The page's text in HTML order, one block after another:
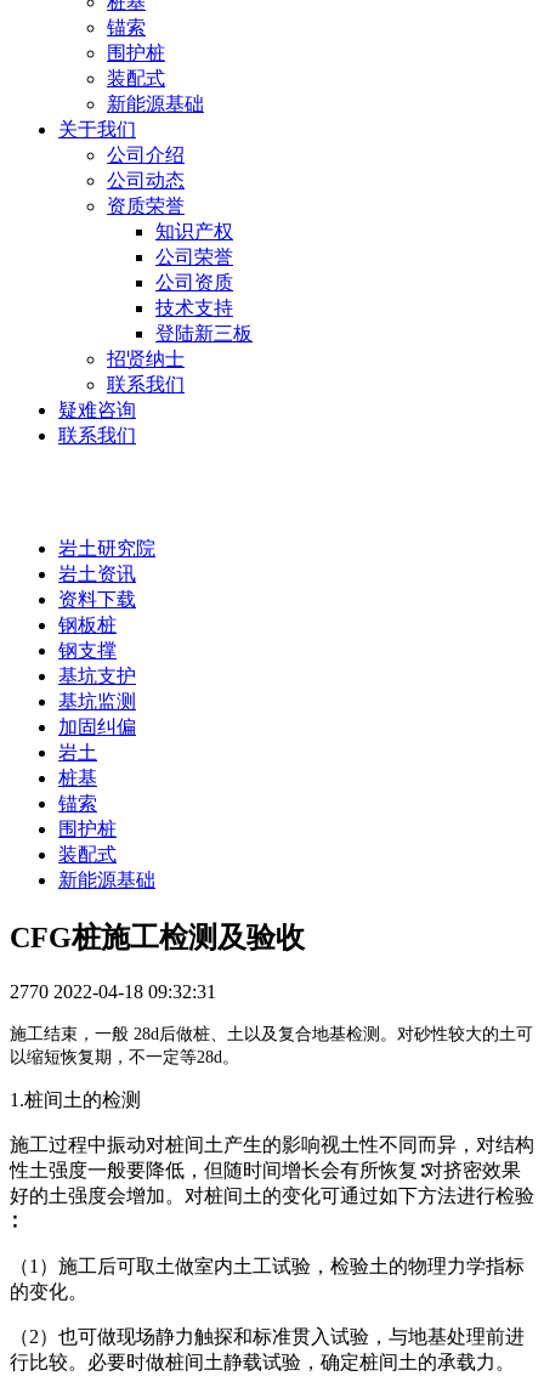
锚索
围护桩
装配式
新能源基础
关于我们
公司介绍
公司动态
资质荣誉
知识产权
公司荣誉
公司资质
技术支持
登陆新三板
招贤纳士
联系我们
疑难咨询
联系我们
岩土研究院
岩土资讯
资料下载
钢板桩
钢支撑
基坑支护
基坑监测
加固纠偏
岩土
桩基
锚索
围护桩
装配式
新能源基础
CFG桩施工检测及验收
2770 2022-04-18 09:32:31
施工结束，一般 28d后做桩、土以及复合地基检测。对砂性较大的土可
以缩短恢复期，不一定等28d。
1.桩间土的检测
施工过程中振动对桩间土产生的影响视土性不同而异，对结构
性土强度一般要降低，但随时间增长会有所恢复∶对挤密效果
好的土强度会增加。对桩间土的变化可通过如下方法进行检验
∶
（1）施工后可取土做室内土工试验，检验土的物理力学指标
的变化。
（2）也可做现场静力触探和标准贯入试验，与地基处理前进
行比较。必要时做桩间土静载试验，确定桩间土的承载力。